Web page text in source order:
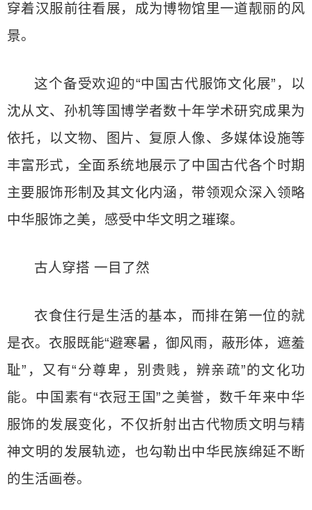
穿着汉服前往看展，成为博物馆里一道靓丽的风
景。
这个备受欢迎的“中国古代服饰文化展”，以
沈从文、孙机等国博学者数十年学术研究成果为
依托，以文物、图片、复原人像、多媒体设施等
丰富形式，全面系统地展示了中国古代各个时期
主要服饰形制及其文化内涵，带领观众深入领略
中华服饰之美，感受中华文明之璀璨。
古人穿搭 一目了然
衣食住行是生活的基本，而排在第一位的就
是衣。衣服既能“避寒暑，御风雨，蔽形体，遮羞
耻”，又有“分尊卑，别贵贱，辨亲疏”的文化功
能。中国素有“衣冠王国”之美誉，数千年来中华
服饰的发展变化，不仅折射出古代物质文明与精
神文明的发展轨迹，也勾勒出中华民族绵延不断
的生活画卷。